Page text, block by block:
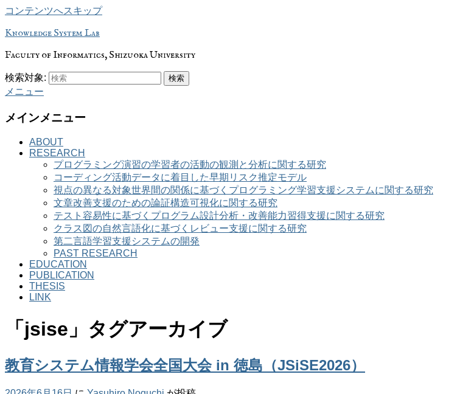
コンテンツへスキップ
Knowledge System Lab
Faculty of Informatics, Shizuoka University
検索対象: 検索
メニュー
メインメニュー
ABOUT
RESEARCH
プログラミング演習の学習者の活動の観測と分析に関する研究
コーディング活動データに着目した早期リスク推定モデル
視点の異なる対象世界間の関係に基づくプログラミング学習支援システムに関する研究
文章改善支援のための論証構造可視化に関する研究
テスト容易性に基づくプログラム設計分析・改善能力習得支援に関する研究
クラス図の自然言語化に基づくレビュー支援に関する研究
第二言語学習支援システムの開発
PAST RESEARCH
EDUCATION
PUBLICATION
THESIS
LINK
「 jsise 」タグアーカイブ
教育システム情報学会全国大会 in 徳島（JSiSE2026）